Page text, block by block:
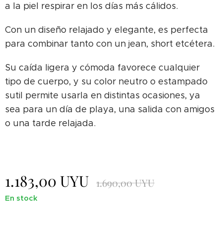
a la piel respirar en los días más cálidos.
Con un diseño relajado y elegante, es perfecta
para combinar tanto con un jean, short etcétera.
Su caída ligera y cómoda favorece cualquier
tipo de cuerpo, y su color neutro o estampado
sutil permite usarla en distintas ocasiones, ya
sea para un día de playa, una salida con amigos
o una tarde relajada.
1.183,00 UYU 1.690,00UYU
En stock